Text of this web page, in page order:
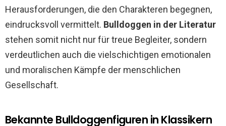
Herausforderungen, die den Charakteren begegnen,
eindrucksvoll vermittelt. Bulldoggen in der Literatur
stehen somit nicht nur für treue Begleiter, sondern
verdeutlichen auch die vielschichtigen emotionalen
und moralischen Kämpfe der menschlichen
Gesellschaft.
Bekannte Bulldoggenfiguren in Klassikern